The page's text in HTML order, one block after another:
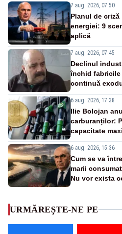
7 aug. 2026, 07:50
Planul de
energiei: 9
aplică
7 aug. 2026, 07:45
Declinul
închid
continuă
6 aug. 2026, 17:38
Ilie Bolojan
carburanților:
capacitate
6 aug. 2026, 15:36
Cum se va
marii
Nu vor exista
URMĂREȘTE-NE PE